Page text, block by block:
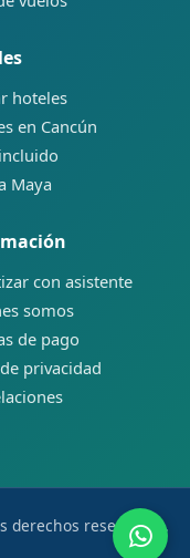
hoteles
en Cancún
Maya
con asistente
somos
de pago
privacidad
derechos reservados.